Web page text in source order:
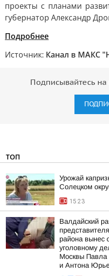
проекты с планами
губернатор Александр
Подробнее
Источник: Канал в МАКС
Подписывайтесь
ТОП
Урожай
Солецком
15:23
Валдайский
района вынес
уголовному
Москвы Павла
и Антона